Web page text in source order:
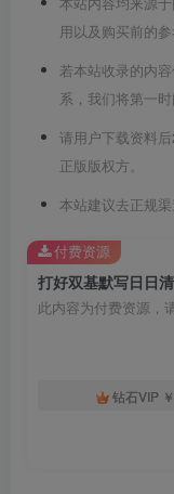
用以及购买前的
若本站收录的内
系，我们将第一
请用户下载资料
正版版权方。
本站建议去正规
打好双基默写日日
此内容为付费资源，
钻石VIP ￥
付费资源